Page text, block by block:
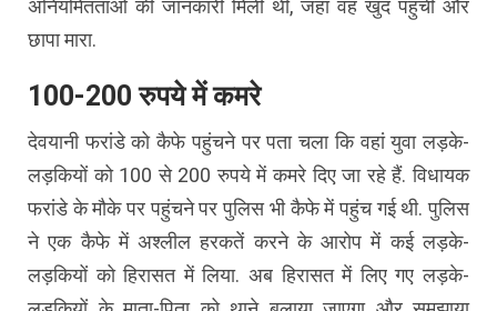
अनियमितताओं की जानकारी मिली थी, जहां वह खुद पहुंची और
छापा मारा.
100-200 रुपये में कमरे
देवयानी फरांडे को कैफे पहुंचने पर पता चला कि वहां युवा लड़के-
लड़कियों को 100 से 200 रुपये में कमरे दिए जा रहे हैं. विधायक
फरांडे के मौके पर पहुंचने पर पुलिस भी कैफे में पहुंच गई थी. पुलिस
ने एक कैफे में अश्लील हरकतें करने के आरोप में कई लड़के-
लड़कियों को हिरासत में लिया. अब हिरासत में लिए गए लड़के-